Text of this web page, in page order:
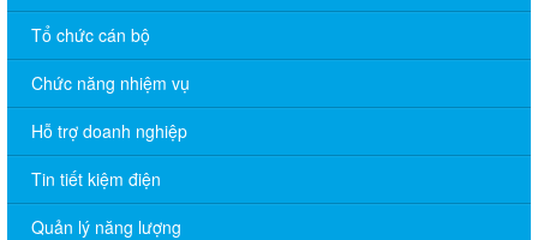
Tổ chức cán bộ
Chức năng nhiệm vụ
Hỗ trợ doanh nghiệp
Tin tiết kiệm điện
Quản lý năng lượng